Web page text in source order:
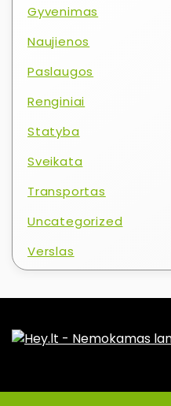
Gyvenimas
Naujienos
Paslaugos
Renginiai
Statyba
Sveikata
Transportas
Uncategorized
Verslas